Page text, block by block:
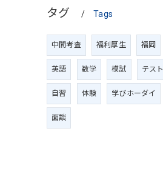
タグ Tags
中間考査 福利厚生 福岡
英語 数学 模試 テスト
自習 体験 学びホーダイ
面談